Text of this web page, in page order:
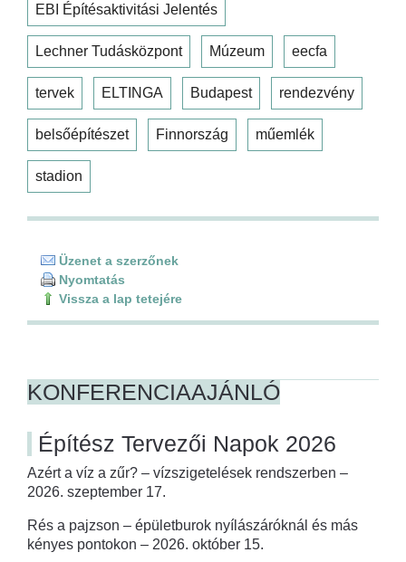
EBI Építésaktivitási Jelentés
Lechner Tudásközpont Múzeum eecfa
tervek ELTINGA Budapest rendezvény
belsőépítészet Finnország műemlék
stadion
Üzenet a szerzőnek
Nyomtatás
Vissza a lap tetejére
KONFERENCIAAJÁNLÓ
Építész Tervezői Napok 2026
Azért a víz a zűr? – vízszigetelések rendszerben –
2026. szeptember 17.
Rés a pajzson – épületburok nyílászáróknál és más
kényes pontokon – 2026. október 15.